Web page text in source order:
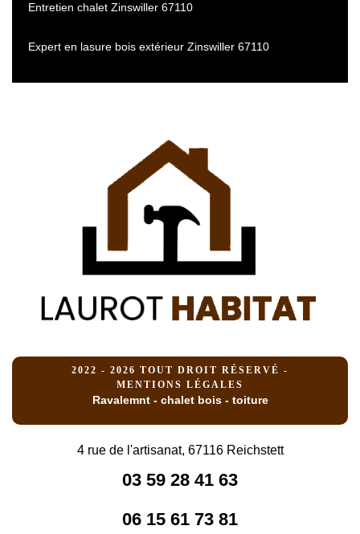
Entretien chalet Zinswiller 67110
Expert en lasure bois extérieur Zinswiller 67110
2022 - 2026 TOUT DROIT RÉSERVÉ -
MENTIONS LÉGALES
Ravalemnt - chalet bois - toiture
4 rue de l'artisanat, 67116 Reichstett
03 59 28 41 63
06 15 61 73 81